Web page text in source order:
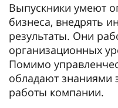
Выпускники умеют
бизнеса, внедрять
результаты. Они
организационных
Помимо
обладают знаниями
работы компании.